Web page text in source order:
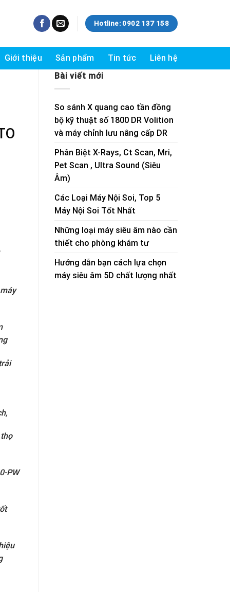
Hotline: 0902 137 158
Giới thiệu Sản phẩm Tin tức
Liên hệ
Bài viết mới
So sánh X quang cao tần đồng
bộ kỹ thuật số 1800 DR Volition
và máy chỉnh lưu nâng cấp DR
Phân Biệt X-Rays, Ct Scan, Mri,
Pet Scan , Ultra Sound (Siêu
Âm)
Các Loại Máy Nội Soi, Top 5
Máy Nội Soi Tốt Nhất
Những loại máy siêu âm nào cần
thiết cho phòng khám tư
Hướng dẫn bạn cách lựa chọn
máy siêu âm 5D chất lượng nhất
PW